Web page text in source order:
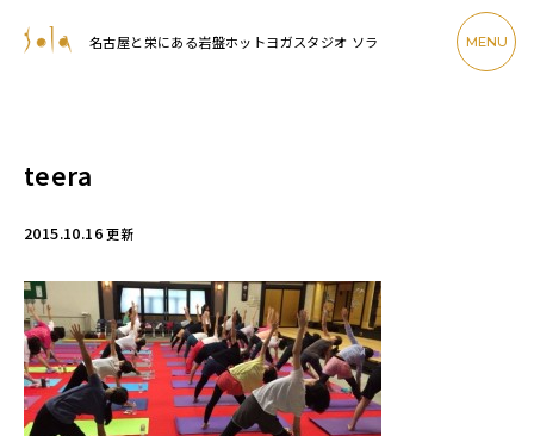
名古屋と栄にある岩盤ホットヨガスタジオ ソラ MENU
teera
2015.10.16更新